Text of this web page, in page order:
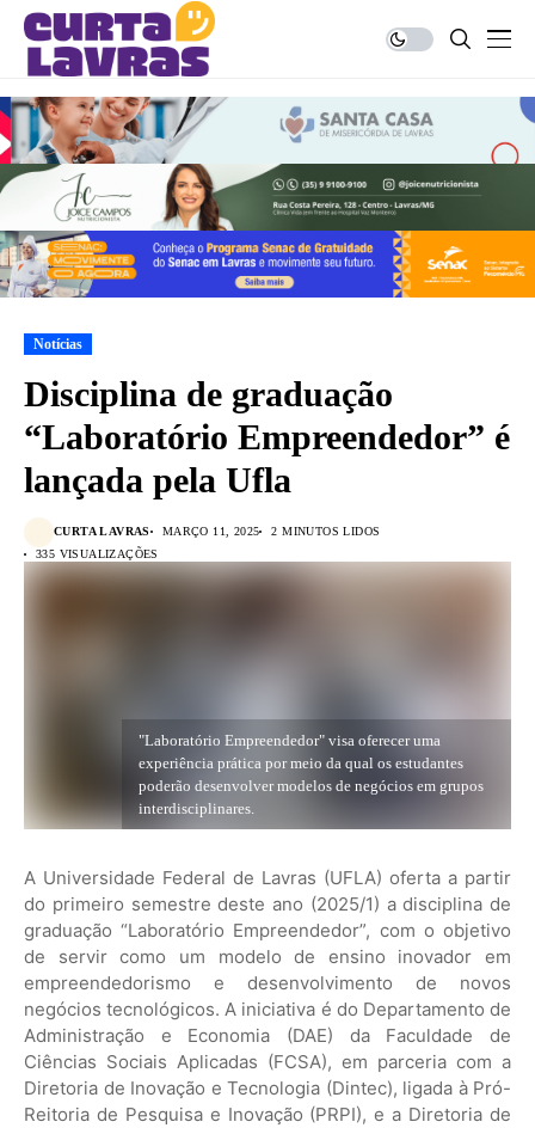
Notícias
Disciplina de graduação
“Laboratório Empreendedor” é
lançada pela Ufla
CURTA LAVRAS MARÇO 11, 2025
2 MINUTOS LIDOS
335 VISUALIZAÇÕES
"Laboratório Empreendedor" visa oferecer uma
experiência prática por meio da qual os estudantes
poderão desenvolver modelos de negócios em grupos
interdisciplinares.
A Universidade Federal de Lavras (UFLA) oferta a partir
do primeiro semestre deste ano (2025/1) a disciplina de
graduação “Laboratório Empreendedor”, com o objetivo
de servir como um modelo de ensino inovador em
empreendedorismo e desenvolvimento de novos
negócios tecnológicos. A iniciativa é do Departamento de
Administração e Economia (DAE) da Faculdade de
Ciências Sociais Aplicadas (FCSA), em parceria com a
Diretoria de Inovação e Tecnologia (Dintec), ligada à Pró-
Reitoria de Pesquisa e Inovação (PRPI), e a Diretoria de